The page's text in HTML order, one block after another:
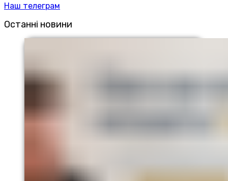
Наш телеграм
Останні новини